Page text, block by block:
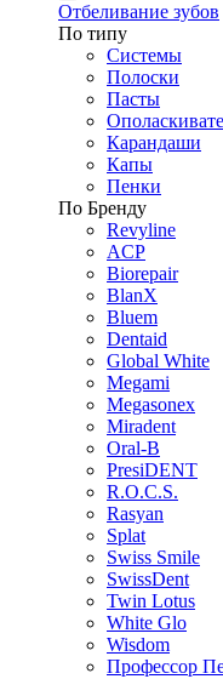
Отбеливание зубов
По типу
Системы
Полоски
Пасты
Карандаши
Капы
Пенки
По Бренду
Revyline
ACP
Biorepair
BlanX
Bluem
Dentaid
Global White
Megami
Megasonex
Miradent
Oral-B
PresiDENT
R.O.C.S.
Rasyan
Splat
Swiss Smile
SwissDent
Twin Lotus
White Glo
Wisdom
Профессор